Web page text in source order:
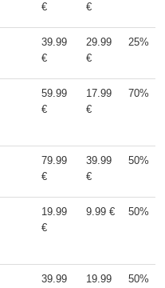
€
€
39.99
€
29.99
€
25%
59.99
€
17.99
€
70%
79.99
€
39.99
€
50%
19.99
€
9.99 € 50%
39.99
19.99
50%